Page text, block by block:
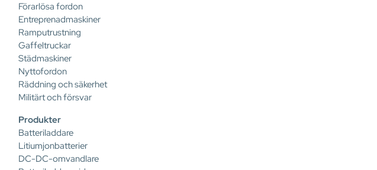
Förarlösa fordon
Entreprenadmaskiner
Ramputrustning
Gaffeltruckar
Städmaskiner
Nyttofordon
Räddning och säkerhet
Militärt och försvar
Produkter
Batteriladdare
Litiumjonbatterier
DC-DC-omvandlare